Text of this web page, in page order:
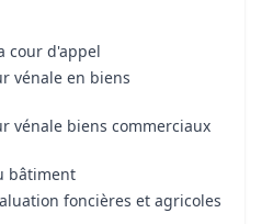
cour d'appel
vénale en biens
vénale biens commerciaux
bâtiment
foncières et agricoles